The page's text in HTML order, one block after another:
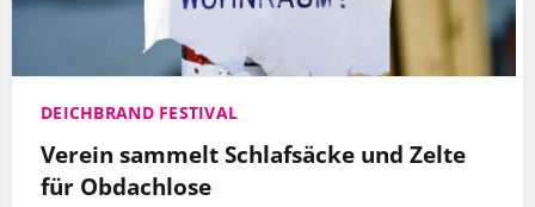
DEICHBRAND FESTIVAL
Verein sammelt Schlafsäcke und Zelte
für Obdachlose